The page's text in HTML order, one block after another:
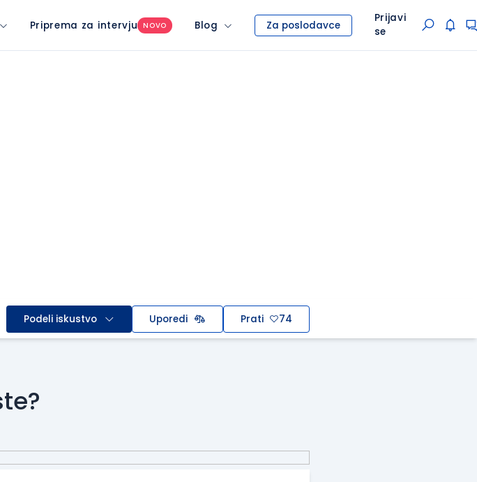
Priprema za intervju NOVO Blog Za poslodavce
Prijavi
se
Podeli iskustvo Uporedi Prati 74